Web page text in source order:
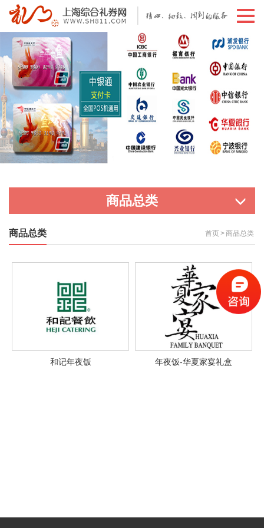
切
导
商品总类
商品总类 首页>商品总类
和记年夜饭 年夜饭-华夏家宴礼盒